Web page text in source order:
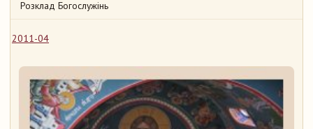
Розклад Богослужінь
2011-04